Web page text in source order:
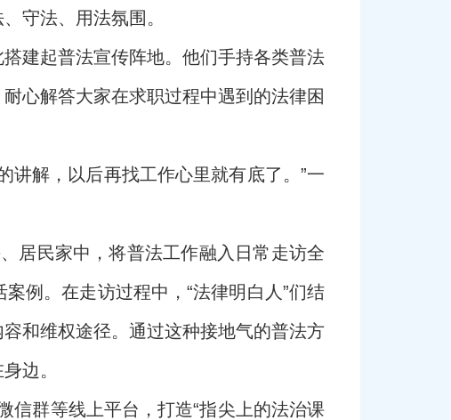
守法、用法氛围。
建起普法宣传阵地。他们手持各类普法
心解答大家在求职过程中遇到的法律困
讲解，以后再找工作心里就有底了。”一
居民家中，将普法工作融入日常走访全
例。在走访过程中，“法律明白人”们结
和维权途径。通过这种接地气的普法方
边。
信群等线上平台，打造“指尖上的法治课